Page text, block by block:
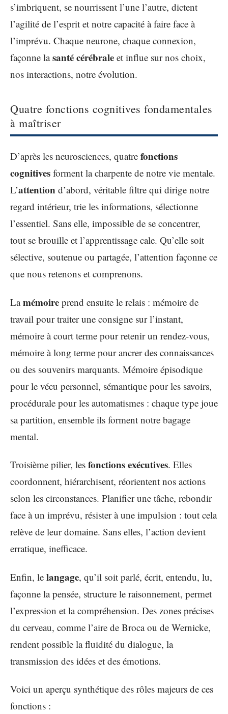
s’imbriquent, se nourrissent l’une l’autre, dictent
l’agilité de l’esprit et notre capacité à faire face à
l’imprévu. Chaque neurone, chaque connexion,
façonne lasanté cérébrale et influe sur nos choix,
nos interactions, notre évolution.
Quatre fonctions cognitives fondamentales
à maîtriser
D’après les neurosciences, quatre fonctions
cognitives forment la charpente de notre vie mentale.
L’attention d’abord, véritable filtre qui dirige notre
regard intérieur, trie les informations, sélectionne
l’essentiel. Sans elle, impossible de se concentrer,
tout se brouille et l’apprentissage cale. Qu’elle soit
sélective, soutenue ou partagée, l’attention façonne ce
que nous retenons et comprenons.
Lamémoire prend ensuite le relais : mémoire de
travail pour traiter une consigne sur l’instant,
mémoire à court terme pour retenir un rendez-vous,
mémoire à long terme pour ancrer des connaissances
ou des souvenirs marquants. Mémoire épisodique
pour le vécu personnel, sémantique pour les savoirs,
procédurale pour les automatismes : chaque type joue
sa partition, ensemble ils forment notre bagage
mental.
Troisième pilier, les fonctions exécutives. Elles
coordonnent, hiérarchisent, réorientent nos actions
selon les circonstances. Planifier une tâche, rebondir
face à un imprévu, résister à une impulsion : tout cela
relève de leur domaine. Sans elles, l’action devient
erratique, inefficace.
Enfin, le langage, qu’il soit parlé, écrit, entendu, lu,
façonne la pensée, structure le raisonnement, permet
l’expression et la compréhension. Des zones précises
du cerveau, comme l’aire de Broca ou de Wernicke,
rendent possible la fluidité du dialogue, la
transmission des idées et des émotions.
Voici un aperçu synthétique des rôles majeurs de ces
fonctions :